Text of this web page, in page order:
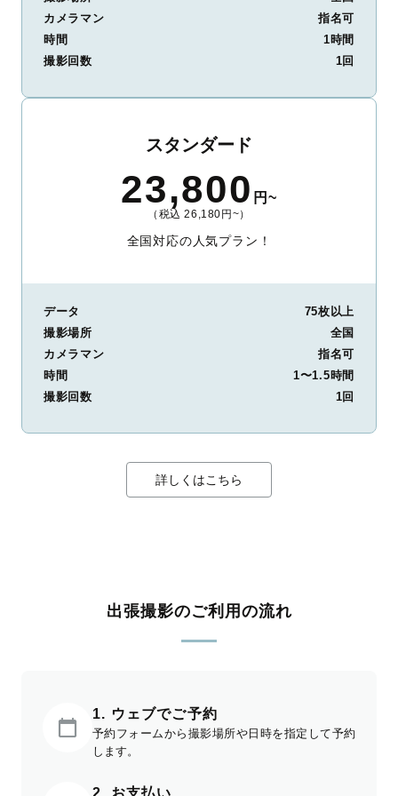
カメラマン
指名可
時間
1時間
撮影回数
1回
スタンダード
23,800 円~
（税込 26,180円~）
全国対応の人気プラン！
データ
75枚以上
撮影場所
全国
カメラマン
指名可
時間
1〜1.5時間
撮影回数
1回
詳しくはこちら
出張撮影のご利用の流れ
1. ウェブでご予約
予約フォームから撮影場所や日時を指定して予約
します。